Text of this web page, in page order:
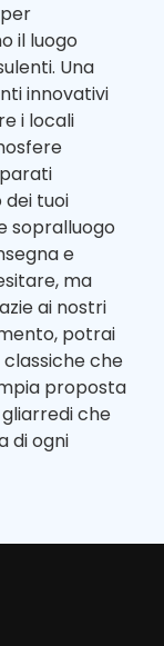
per
il luogo
Una
innovativi
i locali
tuoi
sopralluogo
e
ma
ai nostri
potrai
che
proposta
che
di ogni